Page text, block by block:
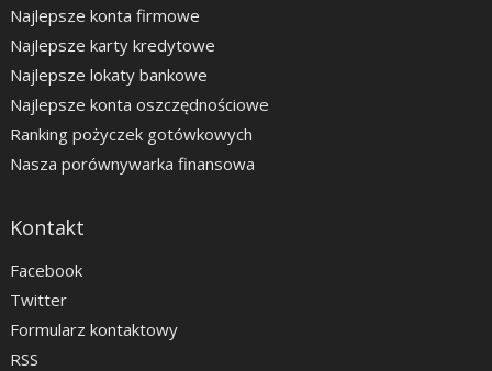
Najlepsze konta firmowe
Najlepsze karty kredytowe
Najlepsze lokaty bankowe
Najlepsze konta oszczędnościowe
Ranking pożyczek gotówkowych
Nasza porównywarka finansowa
Kontakt
Facebook
Twitter
Formularz kontaktowy
RSS